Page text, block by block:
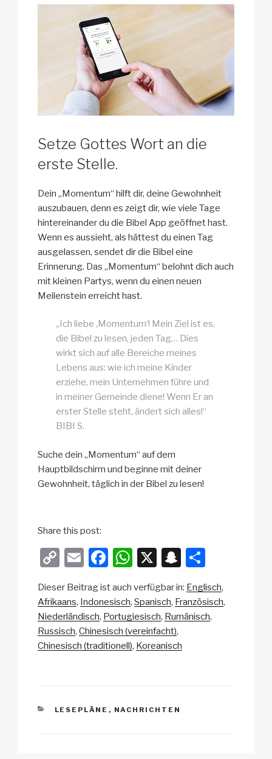
Setze Gottes Wort an die
erste Stelle.
Dein „Momentum“ hilft dir, deine Gewohnheit
auszubauen, denn es zeigt dir, wie viele Tage
hintereinander du die Bibel App geöffnet hast.
Wenn es aussieht, als hättest du einen Tag
ausgelassen, sendet dir die Bibel eine
Erinnerung. Das „Momentum“ belohnt dich auch
mit kleinen Partys, wenn du einen neuen
Meilenstein erreicht hast.
„Ich liebe ‚Momentum‘! Mein Ziel ist es,
die Bibel zu lesen, jeden Tag… Dies
wirkt sich auf alle Bereiche meines
Lebens aus: wie ich meine Kinder
erziehe, mein Unternehmen führe und
in meiner Gemeinde diene! Wenn Er an
erster Stelle steht, ändert sich alles!“
BIBI S.
Suche dein „Momentum“ auf dem
Hauptbildschirm und beginne mit deiner
Gewohnheit, täglich in der Bibel zu lesen!
Share this post:
C
p
y
Li
n
E
ail
F
c
e
b
o
W
at
s
A
p
X
S
a
p
h
e
n
Dieser Beitrag ist auch verfügbar in: Englisch
Afrikaans Indonesisch Spanisch Französisch
Niederländisch Portugiesisch Rumänisch
Russisch Chinesisch (vereinfacht)
Chinesisch (traditionell) Koreanisch
KATEGORIEN
LESEPLÄNE , NACHRICHTEN